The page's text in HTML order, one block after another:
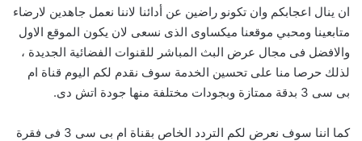
ان ينال اعجابكم وان تكونو راضين عن أدائنا لاننا نعمل جاهدين لارضاء
متابعينا ومحبي موقعنا ميكساوى الذى نسعى لان يكون الموقع الاول
والافضل فى مجال عرض البث المباشر للقنوات الفضائية الجديدة ،
لذلك حرصا منا على تحسين الخدمة سوف نقدم لكم اليوم قناة ام
بى سى 3 بدقة ممتازة وبجودات مختلفة منها جودة اتش دى.
كما اننا سوف نعرض لكم التردد الخاص بقناة ام بى سى 3 فى فقرة